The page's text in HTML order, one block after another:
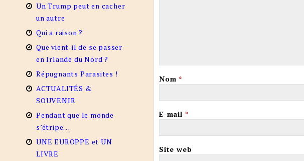
Nom*
E-mail *
Site web
Un Trump peut en cacher
un autre
Qui a raison ?
Que vient-il de se passer
en Irlande du Nord ?
Répugnants Parasites !
ACTUALITÉS &
SOUVENIR
Pendant que le monde
s’étripe…
UNE EUROPPE et UN
LIVRE